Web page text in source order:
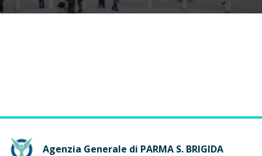
Agenzia Generale di PARMA S. BRIGIDA